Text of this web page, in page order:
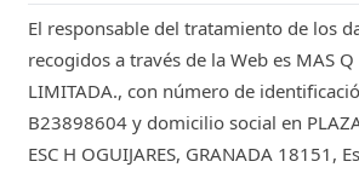
El responsable del tratamiento de los
recogidos a través de la Web es MAS Q
LIMITADA., con número de
B23898604 y domicilio social en
ESC H OGUIJARES, GRANADA 18151,